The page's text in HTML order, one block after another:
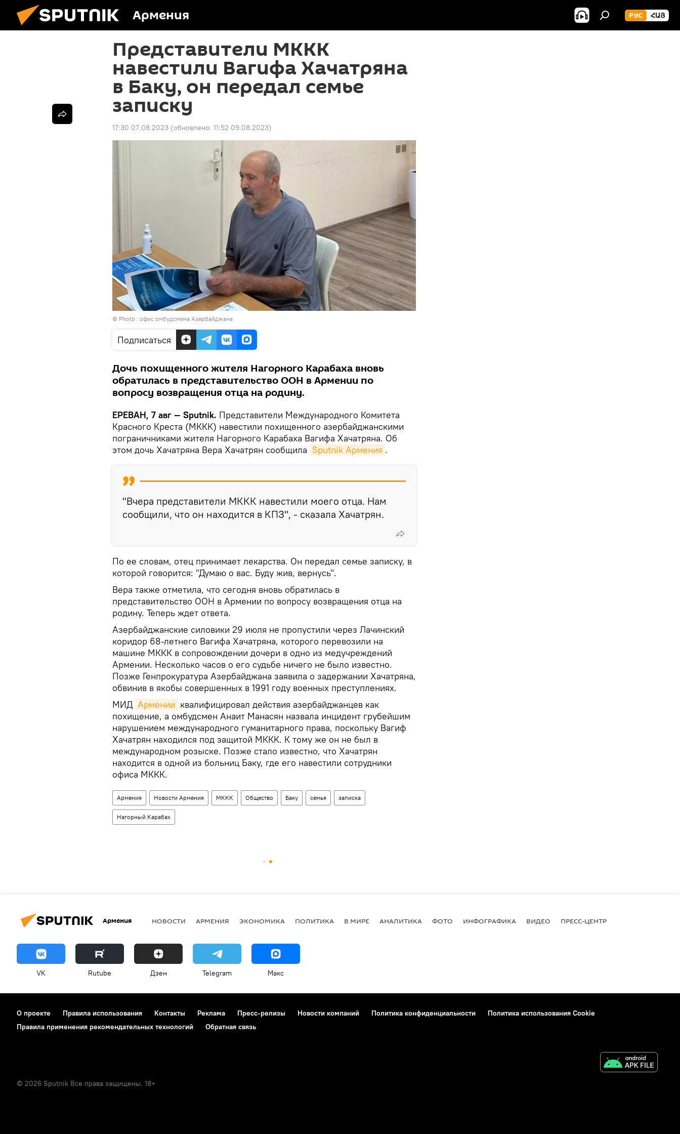
Армения РУС ՀԱՅ
Представители МККК
навестили Вагифа Хачатряна
в Баку, он передал семье
записку
17:30 07.08.2023 (обновлено: 11:52 09.08.2023)
© Photo : офис омбудсмена Азербайджана
Подписаться
Дочь похищенного жителя Нагорного Карабаха вновь
обратилась в представительство ООН в Армении по
вопросу возвращения отца на родину.
ЕРЕВАН, 7 авг — Sputnik. Представители Международного Комитета
Красного Креста (МККК) навестили похищенного азербайджанскими
пограничниками жителя Нагорного Карабаха Вагифа Хачатряна. Об
этом дочь Хачатряна Вера Хачатрян сообщила Sputnik Армения .
"Вчера представители МККК навестили моего отца. Нам
сообщили, что он находится в КПЗ", - сказала Хачатрян.
По ее словам, отец принимает лекарства. Он передал семье записку, в
которой говорится: "Думаю о вас. Буду жив, вернусь".
Вера также отметила, что сегодня вновь обратилась в
представительство ООН в Армении по вопросу возвращения отца на
родину. Теперь ждет ответа.
Азербайджанские силовики 29 июля не пропустили через Лачинский
коридор 68-летнего Вагифа Хачатряна, которого перевозили на
машине МККК в сопровождении дочери в одно из медучреждений
Армении. Несколько часов о его судьбе ничего не было известно.
Позже Генпрокуратура Азербайджана заявила о задержании Хачатряна,
обвинив в якобы совершенных в 1991 году военных преступлениях.
МИД Армении квалифицировал действия азербайджанцев как
похищение, а омбудсмен Анаит Манасян назвала инцидент грубейшим
нарушением международного гуманитарного права, поскольку Вагиф
Хачатрян находился под защитой МККК. К тому же он не был в
международном розыске. Позже стало известно, что Хачатрян
находится в одной из больниц Баку, где его навестили сотрудники
офиса МККК.
Армения Новости Армения МККК Общество Баку семья записка
Нагорный Карабах
Армения НОВОСТИ АРМЕНИЯ ЭКОНОМИКА ПОЛИТИКА В МИРЕ АНАЛИТИКА ФОТО ИНФОГРАФИКА ВИДЕО ПРЕСС-ЦЕНТР
VK Rutube Дзен Telegram Макс
О проекте Правила использования Контакты Реклама Пресс-релизы Новости компаний Политика конфиденциальности
Политика использования Cookie
Правила применения рекомендательных технологий
Обратная связь
© 2026 Sputnik Все права защищены. 18+